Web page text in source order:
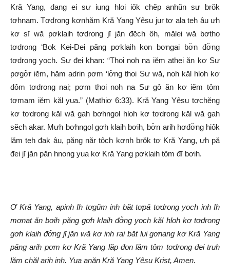
Kră Yang, dang ei sư iung hloi iŏk chĕp anhŭn sư brŏk
tơhnam. Tơdrong kơnhăm Kră Yang Yêsu jur tơ ala teh âu ưh
kơ sĭ wă pơklaih tơdrong jĭ jăn đĕch ôh, mălei wă bơtho
tơdrong ‘Bok Kei-Dei păng pơklaih kon bơngai bơ̆n đơ̆ng
tơdrong yoch. Sư đei khan: “Thoi noh na iĕm athei ăn kơ Sư
pơgơ̆r iĕm, hăm adrin pơm ‘lơ̆ng thoi Sư wă, noh kăl hloh kơ
dôm tơdrong nai; pơm thoi noh na Sư gô ăn kơ iĕm tôm
tơmam iĕm kăl yua.” (Mathiơ 6:33). Kră Yang Yêsu tơchĕng
kơ tơdrong kăl wă gah bơhngol hloh kơ tơdrong kăl wă gah
sĕch akar. Mưh bơhngol gơh klaih bơih, bơ̆n arih hơđơ̆ng hiôk
lăm teh đak âu, păng năr tôch kơnh brŏk tơ Kră Yang, ưh pă
đei jĭ jăn păn hnong yua kơ Kră Yang pơklaih tôm đĭ bơih.
Ơ Kră Yang, apinh Ih tơgŭm inh băt tơpă tơdrong yoch inh Ih
mơnat ăn bơih păng gơh klaih đơ̆ng yoch kăl hloh kơ tơdrong
gơh klaih đơ̆ng jĭ jăn wă kơ inh rai băt lui gơnang kơ Kră Yang
păng arih pơm kơ Kră Yang lăp đon lăm tôm tơdrong đei truh
lăm chăl arih inh. Yua anăn Kră Yang Yêsu Krist, Amen.